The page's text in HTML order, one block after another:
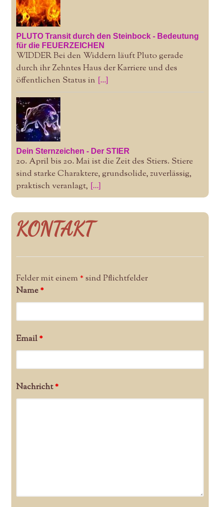
PLUTO Transit durch den Steinbock - Bedeutung
für die FEUERZEICHEN
WIDDER Bei den Widdern läuft Pluto gerade
durch ihr Zehntes Haus der Karriere und des
öffentlichen Status in [...]
Dein Sternzeichen - Der STIER
20. April bis 20. Mai ist die Zeit des Stiers. Stiere
sind starke Charaktere, grundsolide, zuverlässig,
praktisch veranlagt, [...]
KONTAKT
Felder mit einem * sind Pflichtfelder
Name*
Email*
Nachricht*